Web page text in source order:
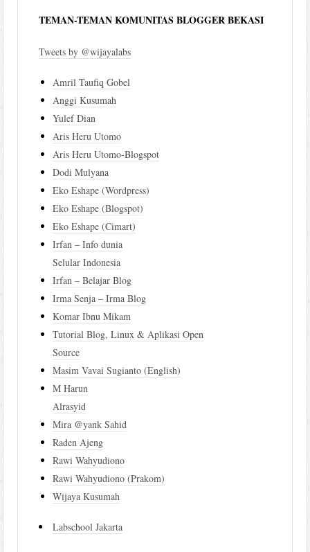
TEMAN-TEMAN KOMUNITAS BLOGGER BEKASI
Tweets by @wijayalabs
Amril Taufiq Gobel
Anggi Kusumah
Yulef Dian
Aris Heru Utomo
Aris Heru Utomo-Blogspot
Dodi Mulyana
Eko Eshape (Wordpress)
Eko Eshape (Blogspot)
Eko Eshape (Cimart)
Irfan – Info dunia
Selular Indonesia
Irfan – Belajar Blog
Irma Senja – Irma Blog
Komar Ibnu Mikam
Tutorial Blog, Linux & Aplikasi Open
Source
Masim Vavai Sugianto (English)
M Harun
Alrasyid
Mira @yank Sahid
Raden Ajeng
Rawi Wahyudiono
Rawi Wahyudiono (Prakom)
Wijaya Kusumah
Labschool Jakarta